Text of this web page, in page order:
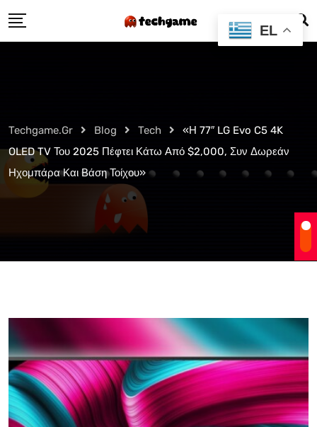
to
Techgame.gr Blog Tech
«Η 77″ LG Evo C5 4K
OLED TV Του 2025 Πέφτει Κάτω Από $2,000, Συν Δωρεάν
Ηχομπάρα Και Βάση Τοίχου»
EL